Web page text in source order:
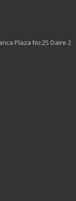
Plaza No:25 Daire 2